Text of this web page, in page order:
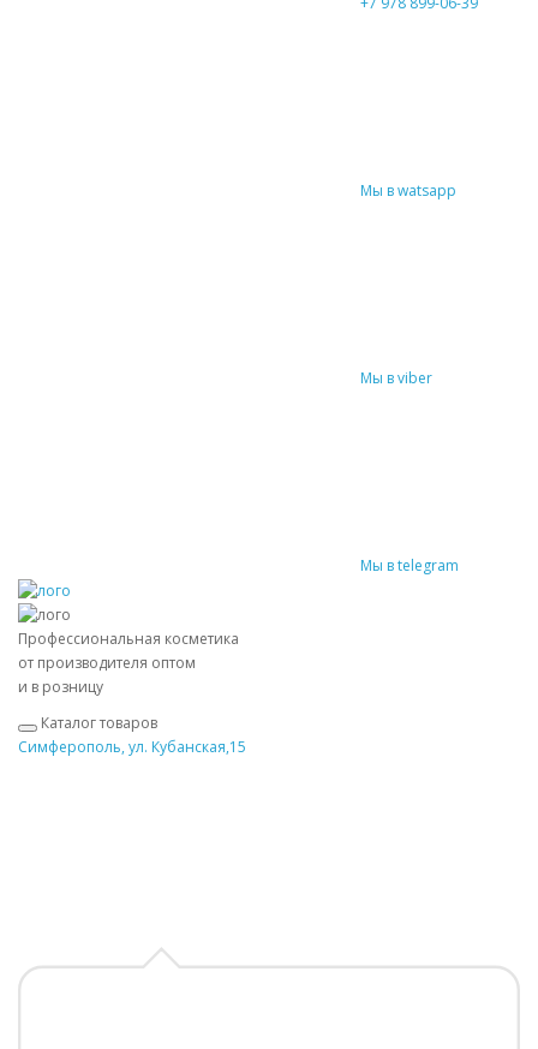
Мы в watsapp
Мы в viber
Мы в telegram
Профессиональная косметика
от производителя оптом
и в розницу
Каталог товаров
Симферополь, ул. Кубанская,15